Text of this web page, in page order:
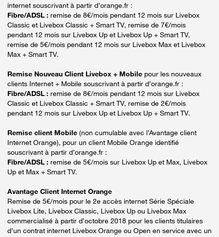
internet souscrivant à partir d’orange.fr :
Fibre/ADSL : remise de 8€/mois pendant 12 mois sur Livebox
Classic et Livebox Classic + Smart TV, remise de 7€/mois
pendant 12 mois sur Livebox Up et Livebox Up + Smart TV,
remise de 5€/mois pendant 12 mois sur Livebox Max et Livebox
Max + Smart TV.
Remise Nouveau Client Livebox + Mobile pour les nouveaux
clients Internet + Mobile souscrivant à partir d’orange.fr :
Fibre/ADSL : remise de 8€/mois pendant 12 mois sur Livebox
Classic et Livebox Classic + Smart TV, remise de 2€/mois
pendant 12 mois sur Livebox Up et Livebox Up + Smart TV.
Remise client Mobile (non cumulable avec l’Avantage client
Internet Orange), pour un client Mobile Orange identifié
souscrivant à partir d’orange.fr :
Fibre/ADSL : remise de 5€/mois sur Livebox Up et Max, Livebox
Up et Max + Smart TV.
Avantage Client Internet Orange
Remise de 5€/mois pour le 2e accès internet Série Spéciale
Livebox Lite, Livebox Classic, Livebox Up ou Livebox Max
commercialisé à partir d’octobre 2018 pour les clients titulaires
d’un contrat internet Livebox Orange ou Open en service avec un